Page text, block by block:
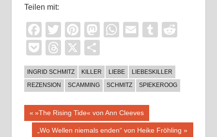
Teilen mit:
Facebook
TwitterPinterest
Mastodon
WhatsApp
EmailTumblr
PocketThreads
X
INGRID SCHMITZ KILLER LIEBE
LIEBESKILLER
REZENSION
SCAMMING SCHMITZ SPIEKEROOG
Beitragsnavigation
Vorheriger
Beitrag:
»The Rising Tide« von Ann Cleeves
Nächster
„Wo Wellen niemals enden“ von Heike Fröhling